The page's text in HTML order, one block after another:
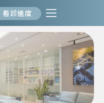
看診進度